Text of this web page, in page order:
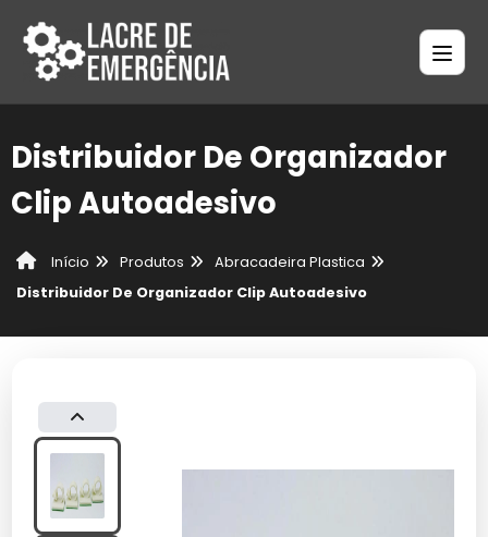
Distribuidor De Organizador
Clip Autoadesivo
Início Produtos
Abracadeira Plastica
Distribuidor De Organizador Clip Autoadesivo